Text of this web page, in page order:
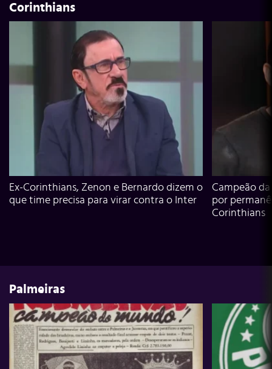
Corinthians
Ex-Corinthians, Zenon e Bernardo dizem o
que time precisa para virar contra o Inter
Campeão
por
Corinthians
Palmeiras